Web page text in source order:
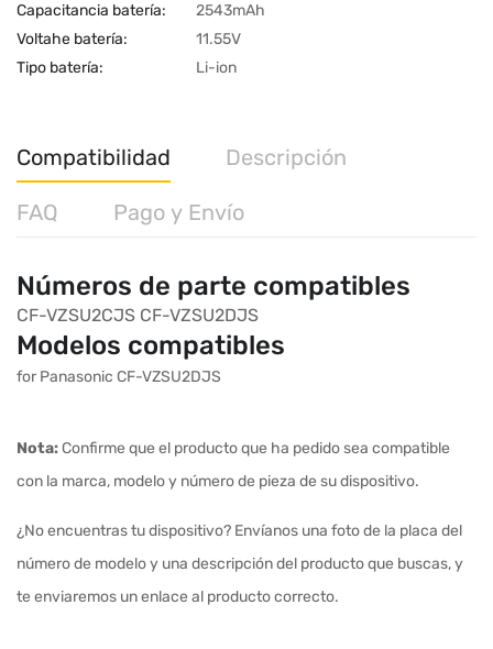
Capacitancia batería:
2543mAh
Voltahe batería:
11.55V
Tipo batería:
Li-ion
Compatibilidad Descripción
FAQ Pago y Envío
Números de parte compatibles
CF-VZSU2CJS CF-VZSU2DJS
Modelos compatibles
for Panasonic CF-VZSU2DJS
Nota:Confirme que el producto que ha pedido sea compatible
con la marca, modelo y número de pieza de su dispositivo.
¿No encuentras tu dispositivo? Envíanos una foto de la placa del
número de modelo y una descripción del producto que buscas, y
te enviaremos un enlace al producto correcto.